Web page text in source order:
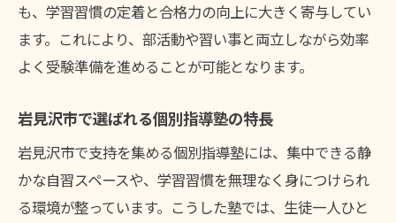
も、学習習慣の定着と合格力の向上に大きく寄与してい
ます。これにより、部活動や習い事と両立しながら効率
よく受験準備を進めることが可能となります。
岩見沢市で選ばれる個別指導塾の特長
岩見沢市で支持を集める個別指導塾には、集中できる静
かな自習スペースや、学習習慣を無理なく身につけられ
る環境が整っています。こうした塾では、生徒一人ひと